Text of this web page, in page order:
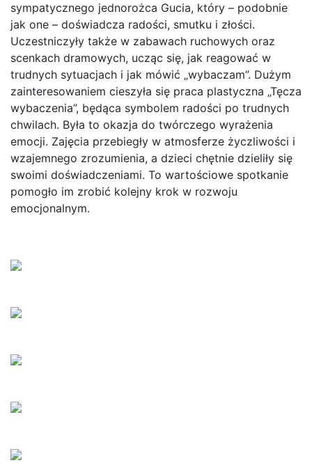
sympatycznego jednorożca Gucia, który – podobnie
jak one – doświadcza radości, smutku i złości.
Uczestniczyły także w zabawach ruchowych oraz
scenkach dramowych, ucząc się, jak reagować w
trudnych sytuacjach i jak mówić „wybaczam”. Dużym
zainteresowaniem cieszyła się praca plastyczna „Tęcza
wybaczenia”, będąca symbolem radości po trudnych
chwilach. Była to okazja do twórczego wyrażenia
emocji. Zajęcia przebiegły w atmosferze życzliwości i
wzajemnego zrozumienia, a dzieci chętnie dzieliły się
swoimi doświadczeniami. To wartościowe spotkanie
pomogło im zrobić kolejny krok w rozwoju
emocjonalnym.